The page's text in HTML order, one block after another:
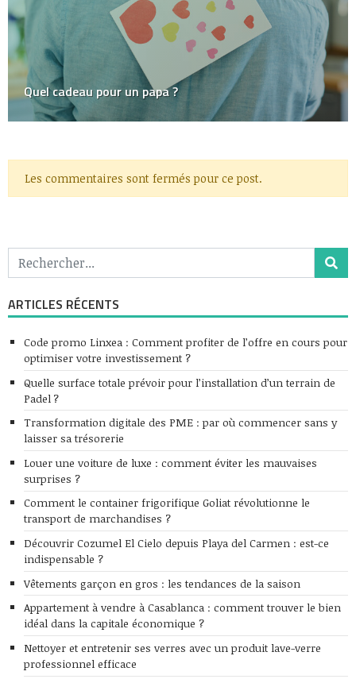
Quel cadeau pour un papa ?
Les commentaires sont fermés pour ce post.
ARTICLES RÉCENTS
Code promo Linxea : Comment profiter de l’offre en cours pour
optimiser votre investissement ?
Quelle surface totale prévoir pour l’installation d’un terrain de
Padel ?
Transformation digitale des PME : par où commencer sans y
laisser sa trésorerie
Louer une voiture de luxe : comment éviter les mauvaises
surprises ?
Comment le container frigorifique Goliat révolutionne le
transport de marchandises ?
Découvrir Cozumel El Cielo depuis Playa del Carmen : est-ce
indispensable ?
Vêtements garçon en gros : les tendances de la saison
Appartement à vendre à Casablanca : comment trouver le bien
idéal dans la capitale économique ?
Nettoyer et entretenir ses verres avec un produit lave-verre
professionnel efficace